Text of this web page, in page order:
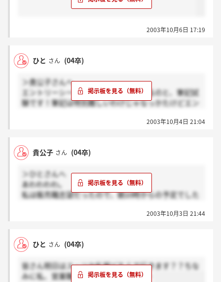
2003年10月6日 17:19
ひと さん (04卒)
＞貴公子さんへ
エントリーシートみたいなのに記入するのと、筆記試
験です！筆記は特別難しいわけじゃなっかたけどエン
2003年10月4日 21:04
貴公子 さん (04卒)
＞ひとさんへ
あわわわわ。
私は販売職志望だったので、朝10時からの予定でした
間に合わず、欠席してしまいました…
どんな事したのでしょうか？
2003年10月3日 21:44
ひと さん (04卒)
皆さん明日はスーツか私服どちらで行きます？？ちな
みに私、営業職希望なんですけど・・・